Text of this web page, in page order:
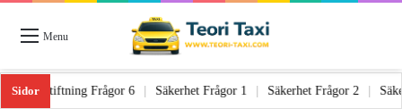
Menu
Sidor
5 | Lagstiftning Frågor 6 | Säkerhet Frågor 1 | Säkerhet Frågor 2 |